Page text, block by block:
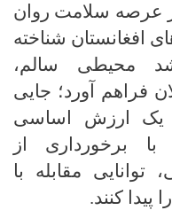
عرصه سلامت روان
افغانستان شناخته
محیطی سالم،
فراهم آورد؛ جایی
یک ارزش اساسی
برخورداری از
توانایی مقابله با
کنند.